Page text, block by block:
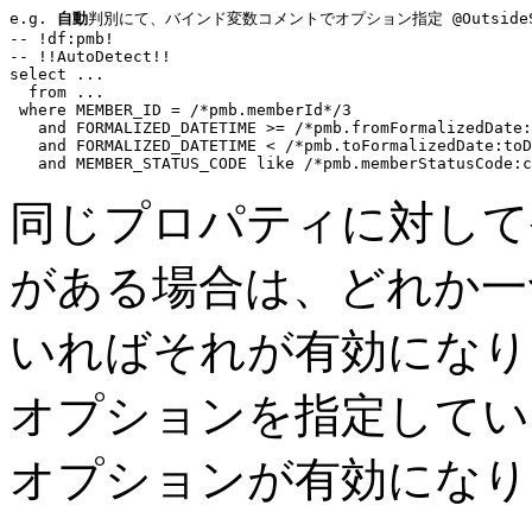
e.g. 自動判別にて、バインド変数コメントでオプション指定
-- !df:pmb!
-- !!AutoDetect!!
select
...
from
...
where MEMBER_ID = /*pmb.memberId*/3
and
FORMALIZED_DATETIME >=
/
and
FORMALIZED_DATETIME <
/
and
MEMBER_STATUS_CODE like /
同じプロパティに対し
がある場合は、どれか
いればそれが有効にな
オプションを指定して
オプションが有効にな